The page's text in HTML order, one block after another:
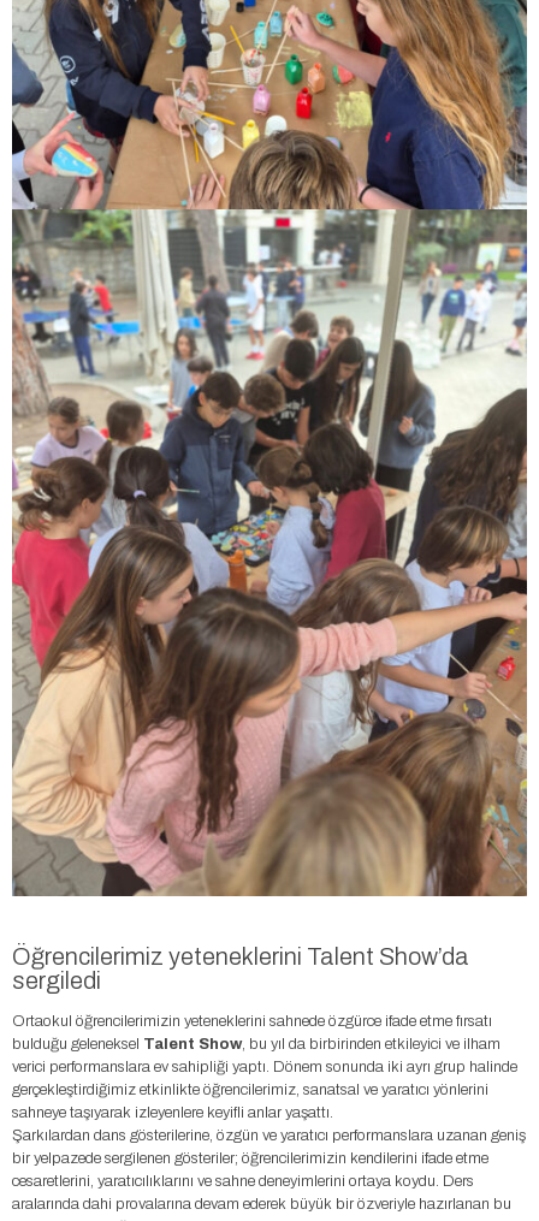
Öğrencilerimiz yeteneklerini Talent Show’da
sergiledi
Ortaokul öğrencilerimizin yeteneklerini sahnede özgürce ifade etme fırsatı
bulduğu geleneksel Talent Show, bu yıl da birbirinden etkileyici ve ilham
verici performanslara ev sahipliği yaptı. Dönem sonunda iki ayrı grup halinde
gerçekleştirdiğimiz etkinlikte öğrencilerimiz, sanatsal ve yaratıcı yönlerini
sahneye taşıyarak izleyenlere keyifli anlar yaşattı.
Şarkılardan dans gösterilerine, özgün ve yaratıcı performanslara uzanan geniş
bir yelpazede sergilenen gösteriler; öğrencilerimizin kendilerini ifade etme
cesaretlerini, yaratıcılıklarını ve sahne deneyimlerini ortaya koydu. Ders
aralarında dahi provalarına devam ederek büyük bir özveriyle hazırlanan bu